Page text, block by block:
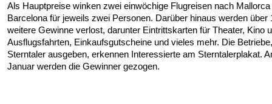
Als Hauptpreise winken zwei einwöchige Flugreisen nach Mallorca
Barcelona für jeweils zwei Personen. Darüber hinaus werden über
weitere Gewinne verlost, darunter Eintrittskarten für Theater, Kino
Ausflugsfahrten, Einkaufsgutscheine und vieles mehr. Die
Sterntaler ausgeben, erkennen Interessierte am Sterntalerplakat.
Januar werden die Gewinner gezogen.